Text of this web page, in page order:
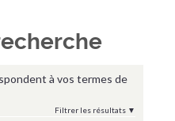
à vos termes de
Filtrer les résultats